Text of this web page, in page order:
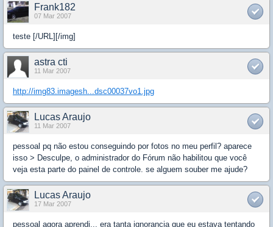
Frank182
07 Mar 2007
teste [/URL][/img]
astra cti
11 Mar 2007
http://img83.imagesh...dsc00037vo1.jpg
Lucas Araujo
11 Mar 2007
pessoal pq não estou conseguindo por fotos no meu perfil? aparece
isso > Desculpe, o administrador do Fórum não habilitou que você
veja esta parte do painel de controle. se alguem souber me ajude?
Lucas Araujo
17 Mar 2007
pessoal agora aprendi... era tanta ignorancia que eu estava tentando